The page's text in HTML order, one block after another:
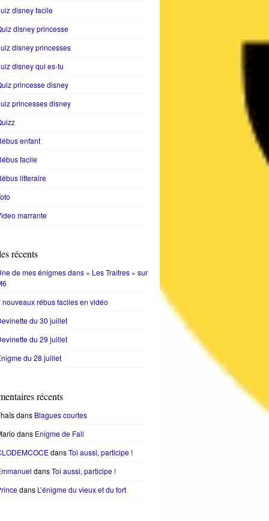
disney facile
disney princesse
disney princesses
disney qui es-tu
princesse disney
princesses disney
enfant
facile
litteraire
marrante
récents
de mes énigmes dans « Les Traîtres » sur
nouveaux rébus faciles en vidéo
du 30 juillet
du 29 juillet
du 28 juillet
récents
dans Blagues courtes
dans Enigme de Fall
dansToi aussi, participe !
dansToi aussi, participe !
dans L’énigme du vieux et du fort